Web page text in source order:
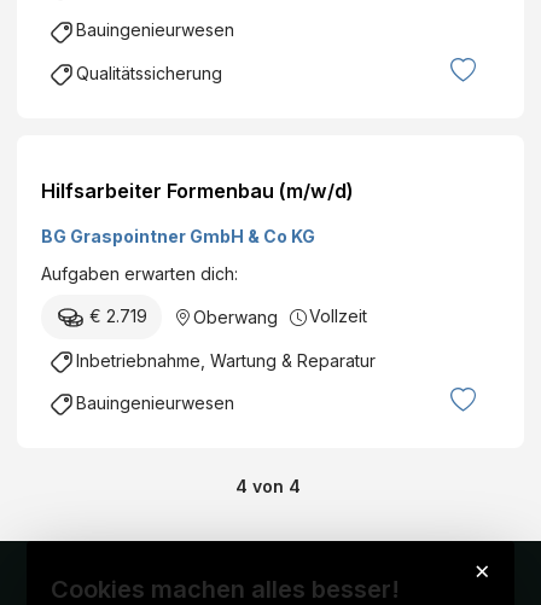
Bauingenieurwesen
Qualitätssicherung
Hilfsarbeiter Formenbau (m/w/d)
BG Graspointner GmbH & Co KG
Aufgaben erwarten dich:
€ 2.719 Oberwang Vollzeit
Inbetriebnahme, Wartung & Reparatur
Bauingenieurwesen
4 von 4
×
Cookies machen alles besser!